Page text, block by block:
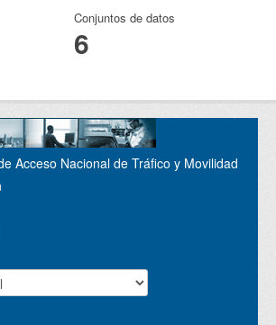
Conjuntos de datos
6
Acceso Nacional de Tráfico y Movilidad